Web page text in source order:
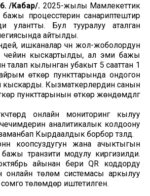
/Кабар/. 2025-жылы Мамлекеттик
процесстерин санариптештирүү
улантты. Бул тууралуу аталган
айтылды.
ишканалар үчүн жол-жоболордун
чейин кыскартылды, ал эми бажы
талап кылынган убакыт 5 сааттан 1
өткөрүү пункттарында ондогон
кыскарды. Кызматкерлердин санын
пункттарынын өткөрүү жөндөмдүүлүгү
онлайн мониторинг кылуу
аналитикалык колдоону
Кырдаалдык борбор түзүлдү.
коопсуздугун жана ачыктыгын
бажы транзити модулу киргизилди.
айынан бери QR коддорду
онлайн төлөм системасы аркылуу
төлөмдөр иштетилген.